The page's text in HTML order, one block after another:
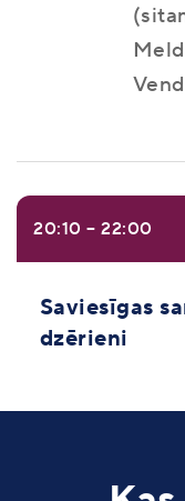
20:10 – 22:00
Saviesīgas
dzērieni